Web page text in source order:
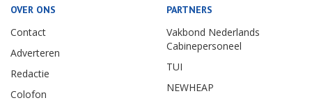
OVER ONS
Contact
Adverteren
Redactie
Colofon
PARTNERS
Vakbond Nederlands
Cabinepersoneel
TUI
NEWHEAP